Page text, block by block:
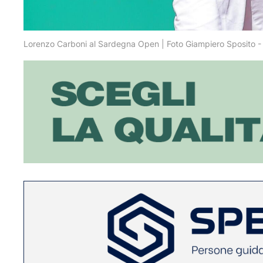
Lorenzo Carboni al Sardegna Open | Foto Giampiero Sposito -